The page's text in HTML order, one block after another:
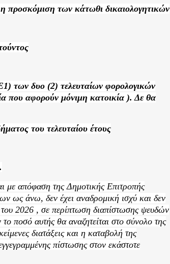
προσκόμιση των κάτωθι δικαιολογητικών
των δυο (2) τελευταίων φορολογικών
που αφορούν μόνιμη κατοικία ). Δε θα
του τελευταίου έτους
με απόφαση της Δημοτικής Επιτροπής
ως άνω, δεν έχει αναδρομική ισχύ και δεν
του 2026 , σε περίπτωση διαπίστωσης ψευδών
αυτής θα αναζητείται στο σύνολο της
διατάξεις και η καταβολή της
πίστωσης στον εκάστοτε